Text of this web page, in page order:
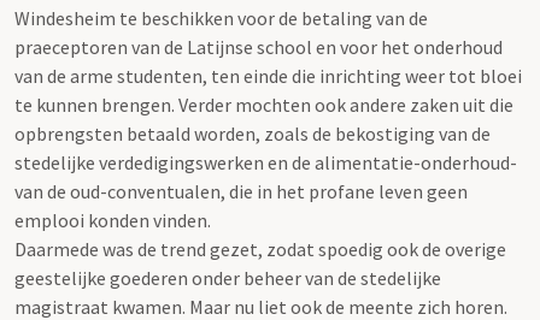
Windesheim te beschikken voor de betaling van de
praeceptoren van de Latijnse school en voor het onderhoud
van de arme studenten, ten einde die inrichting weer tot bloei
te kunnen brengen. Verder mochten ook andere zaken uit die
opbrengsten betaald worden, zoals de bekostiging van de
stedelijke verdedigingswerken en de alimentatie-onderhoud-
van de oud-conventualen, die in het profane leven geen
emplooi konden vinden.
Daarmede was de trend gezet, zodat spoedig ook de overige
geestelijke goederen onder beheer van de stedelijke
magistraat kwamen. Maar nu liet ook de meente zich horen.